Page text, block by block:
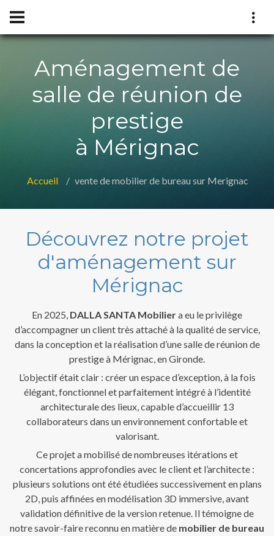
Aménagement de
salle de réunion de
prestige
à Mérignac
Accueil vente de mobilier de bureau sur Merignac
Découvrez notre projet
d'aménagement sur
Mérignac
En 2025, DALLA SANTA Mobiliera eu le privilège
d’accompagner un client très attaché à la qualité de service,
dans la conception et la réalisation d’une salle de réunion de
prestige à Mérignac, en Gironde.
L’objectif était clair : créer un espace d’exception, à la fois
élégant, fonctionnel et parfaitement intégré à l’identité
architecturale des lieux, capable d’accueillir 13
collaborateurs dans un environnement confortable et
valorisant.
Ce projet a mobilisé de nombreuses itérations et
concertations approfondies avec le client et l’architecte :
plusieurs solutions ont été étudiées successivement en plans
2D, puis affinées en modélisation 3D immersive, avant
validation définitive de la version retenue. Il témoigne de
notre savoir-faire reconnu en matière de mobilier de bureau